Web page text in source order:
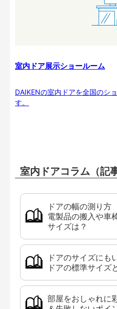
室内ドア展示ショールーム
DAIKENの室内ドアを全国のシ
す。
室内ドアコラム（記事
ドアの幅の測り
電製品の搬入や車
サイズは？
ドアのサイズにも
ドアの標準サイズ
部屋をおしゃれに